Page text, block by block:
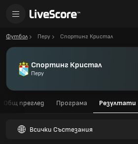
Футбол Перу Спортинг Кристал
Спортинг Кристал
Перу
Общ преглед Програма Резултати
Всички Състезания